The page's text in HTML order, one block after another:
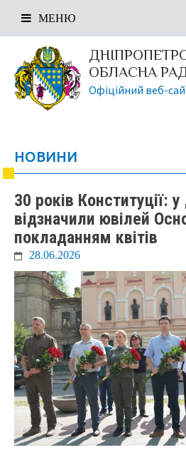
ОБЛАСНА
Офіційний веб-
МЕНЮ
НОВИНИ
30 років Конституції: у
відзначили ювілей
покладанням квітів
28.06.2026